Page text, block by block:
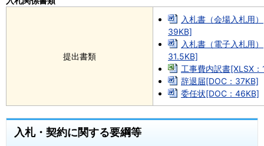
提出書類
入札書（会場入札用
39KB]
入札書（電子入札用
31.5KB]
工事費内訳書[XLSX
辞退届[DOC：37KB]
委任状[DOC：46KB]
入札・契約に関する要綱等